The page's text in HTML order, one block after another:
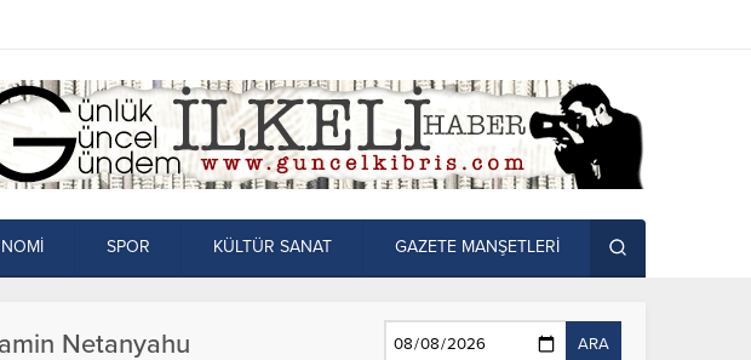
SPOR KÜLTÜR SANAT GAZETE MANŞETLERİ
Netanyahu ARA